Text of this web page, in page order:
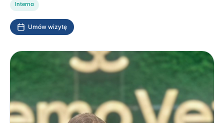
Interna
Umów wizytę